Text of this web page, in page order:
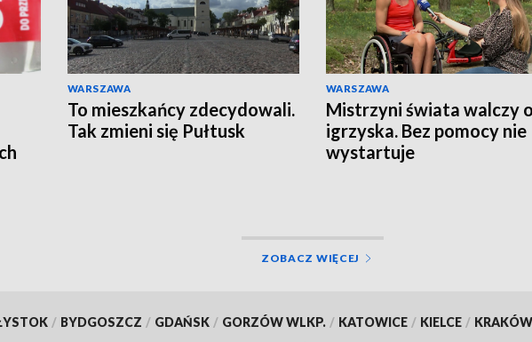
WARSZAWA
To mieszkańcy zdecydowali.
Tak zmieni się Pułtusk
WARSZAWA
Mistrzyni świata walczy o
igrzyska. Bez pomocy nie
wystartuje
ZOBACZ WIĘCEJ
/ BYDGOSZCZ / GDAŃSK / GORZÓW WLKP. / KATOWICE / KIELCE / KRAKÓW